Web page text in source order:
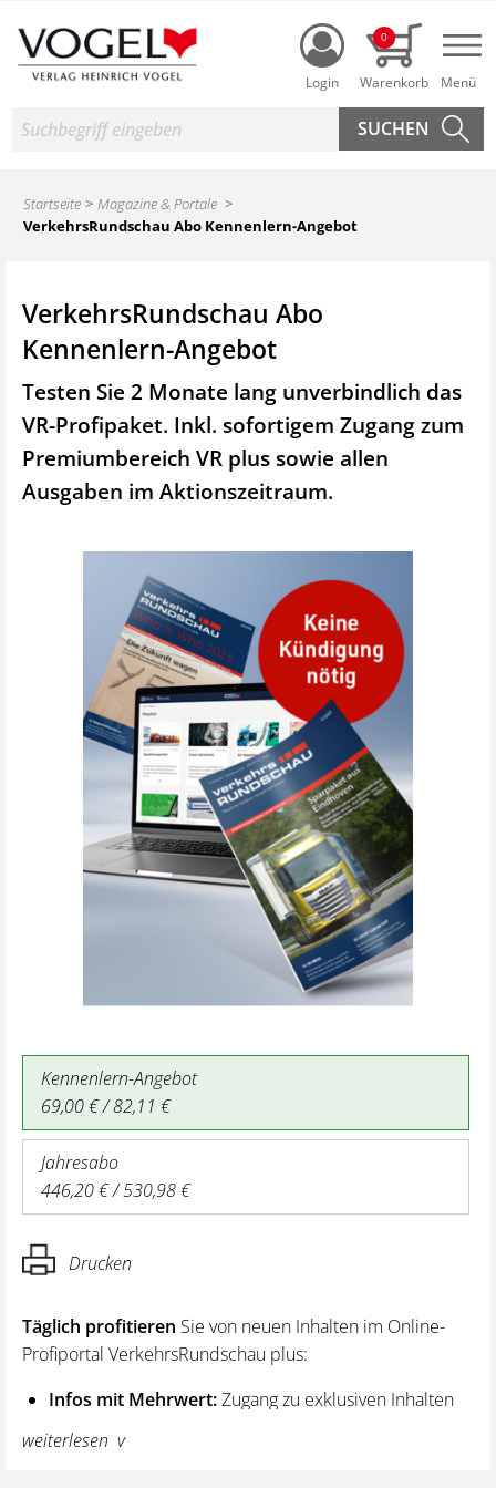
Login
0
Suche
Startseite
Magazine & Portale
VerkehrsRundschau Abo Kennenlern-Angebot
VerkehrsRundschau Abo
Kennenlern-Angebot
Testen Sie 2 Monate lang unverbindlich das
VR-Profipaket. Inkl. sofortigem Zugang zum
Premiumbereich VR plus sowie allen
Ausgaben im Aktionszeitraum.
Kennenlern-Angebot
69,00 € / 82,11 €
Jahresabo
446,20 € / 530,98 €
Drucken
Täglich profitieren Sie von neuen Inhalten im Online-
Profiportal VerkehrsRundschau plus:
Infos mit Mehrwert:Zugang zu exklusiven Inhalten
und Hintergrundwissen – von aktuellen Regelungen
wie z. B. bei den Lenk- und Ruhezeiten,
weiterlesen